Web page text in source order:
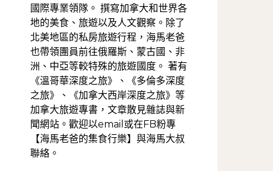
國際專業領隊。 撰寫加拿大和世界各
地的美食、旅遊以及人文觀察。除了
北美地區的私房旅遊行程，海馬老爸
也帶領團員前往俄羅斯、蒙古國、非
洲、中亞等較特殊的旅遊國度。 著有
《溫哥華深度之旅》、《多倫多深度
之旅》、《加拿大西岸深度之旅》等
加拿大旅遊專書，文章散見雜誌與新
聞網站。歡迎以email或在FB粉專
【海馬老爸的集食行樂】與海馬大叔
聯絡。